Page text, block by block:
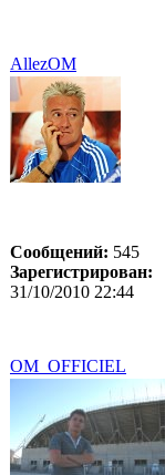
AllezOM
Сообщений: 545
Зарегистрирован:
31/10/2010 22:44
OM_OFFICIEL